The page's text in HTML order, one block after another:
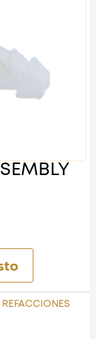
REFACCIONES